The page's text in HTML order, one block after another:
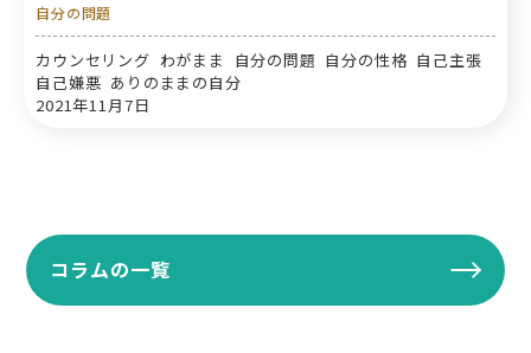
自分の問題
カウンセリング わがまま 自分の問題 自分の性格 自己主張
自己嫌悪 ありのままの自分
2021年11月7日
コラムの一覧